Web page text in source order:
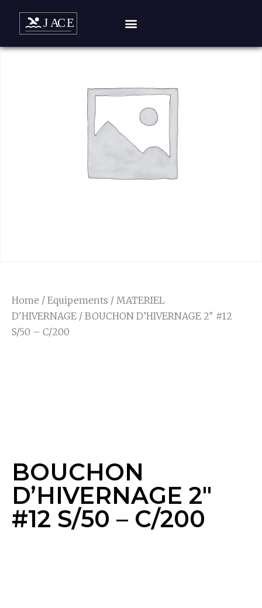
Home / Equipements / MATERIEL
D'HIVERNAGE / BOUCHON D’HIVERNAGE 2″ #12
S/50 – C/200
BOUCHON
D’HIVERNAGE 2″
#12 S/50 – C/200